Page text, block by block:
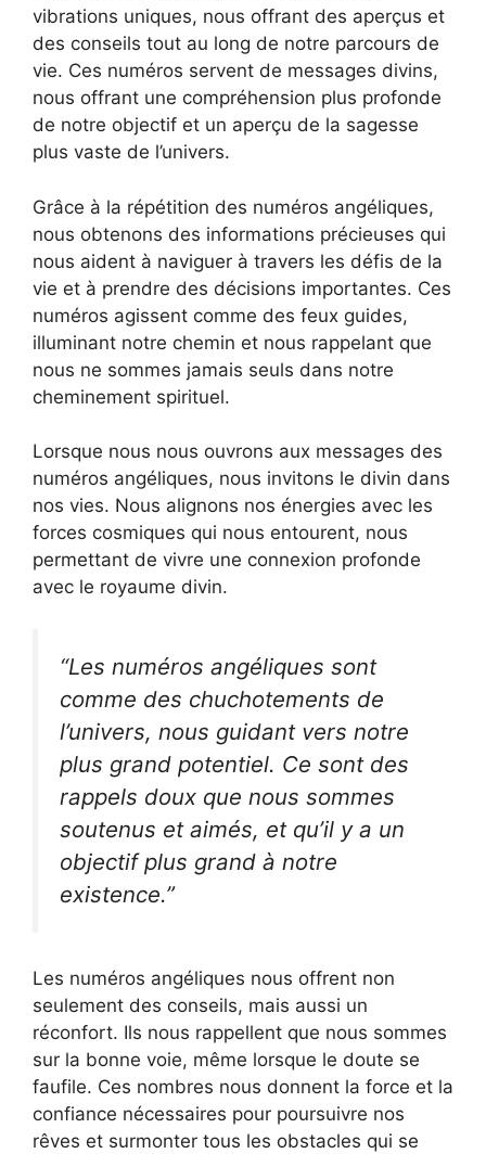
vibrations uniques, nous offrant des aperçus et
des conseils tout au long de notre parcours de
vie. Ces numéros servent de messages divins,
nous offrant une compréhension plus profonde
de notre objectif et un aperçu de la sagesse
plus vaste de l’univers.
Grâce à la répétition des numéros angéliques,
nous obtenons des informations précieuses qui
nous aident à naviguer à travers les défis de la
vie et à prendre des décisions importantes. Ces
numéros agissent comme des feux guides,
illuminant notre chemin et nous rappelant que
nous ne sommes jamais seuls dans notre
cheminement spirituel.
Lorsque nous nous ouvrons aux messages des
numéros angéliques, nous invitons le divin dans
nos vies. Nous alignons nos énergies avec les
forces cosmiques qui nous entourent, nous
permettant de vivre une connexion profonde
avec le royaume divin.
“Les numéros angéliques sont
comme des chuchotements de
l’univers, nous guidant vers notre
plus grand potentiel. Ce sont des
rappels doux que nous sommes
soutenus et aimés, et qu’il y a un
objectif plus grand à notre
existence.”
Les numéros angéliques nous offrent non
seulement des conseils, mais aussi un
réconfort. Ils nous rappellent que nous sommes
sur la bonne voie, même lorsque le doute se
faufile. Ces nombres nous donnent la force et la
confiance nécessaires pour poursuivre nos
rêves et surmonter tous les obstacles qui se